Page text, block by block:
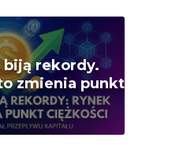
biją rekordy.
zmienia punkt